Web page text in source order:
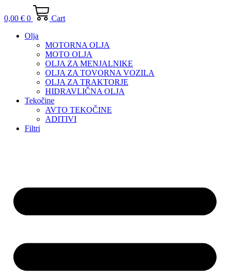
0,00 € 0
Cart
Olja
MOTORNA OLJA
MOTO OLJA
OLJA ZA MENJALNIKE
OLJA ZA TOVORNA VOZILA
OLJA ZA TRAKTORJE
HIDRAVLIČNA OLJA
Tekočine
AVTO TEKOČINE
ADITIVI
Filtri